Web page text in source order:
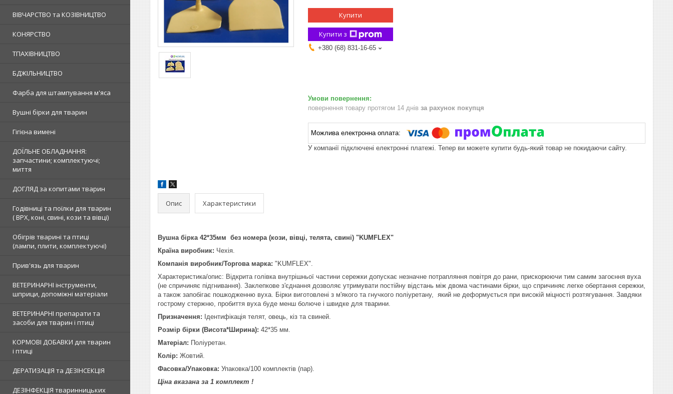
ВІВЧАРСТВО та КОЗІВНИЦТВО
КОНЯРСТВО
ТПАХІВНИЦТВО
БДЖІЛЬНИЦТВО
Фарба для штампування м'яса
Вушні бірки для тварин
Гігієна вимені
ДОЇЛЬНЕ ОБЛАДНАННЯ:
запчастини; комплектуючі;
миття
ДОГЛЯД за копитами тварин
Годівниці та поїлки для тварин
( ВРХ, коні, свині, кози та вівці)
Обігрів тварині та птиці
(лампи, плити, комплектуючі)
Прив'язь для тварин
ВЕТЕРИНАРНІ інструменти,
шприци, допоміжні матеріали
ВЕТЕРИНАРНІ препарати та
засоби для тварин і птиці
КОРМОВІ ДОБАВКИ для тварин
і птиці
ДЕРАТИЗАЦІЯ та ДЕЗІНСЕКЦІЯ
ДЕЗІНФЕКЦІЯ тваринницьких
Купити
Купити з
+380 (68) 831-16-65
повернення товару протягом 14 днів за рахунок покупця
У компанії підключені електронні платежі. Тепер ви можете купити будь-який товар не покидаючи сайту.
Опис Характеристики
Вушна бірка 42*35мм без номера (кози, вівці, телята, свині) "KUMFLEX"
Країна виробник: Чехія.
Компанія виробник/Торгова марка: "KUMFLEX".
Характеристика/опис: Відкрита голівка внутрішньої частини сережки допускає незначне потрапляння повітря до рани, прискорюючи тим самим загоєння вуха
(не спричиняє підгнивання). Заклепкове з'єднання дозволяє утримувати постійну відстань між двома частинами бірки, що спричиняє легке обертання сережки,
а також запобігає пошкодженню вуха. Бірки виготовлені з м'якого та гнучкого поліуретану, який не деформується при високій міцності розтягування. Завдяки
гострому стержню, пробиття вуха буде менш болюче і швидке для тварини.
Призначення: Ідентифікація телят, овець, кіз та свиней.
Розмір бірки (Висота*Ширина): 42*35 мм.
Матеріал: Поліуретан.
Колір: Жовтий.
Фасовка/Упаковка: Упаковка/100 комплектів (пар).
Ціна вказана за 1 комплект !